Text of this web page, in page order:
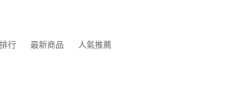
行 最新商品 人氣推薦